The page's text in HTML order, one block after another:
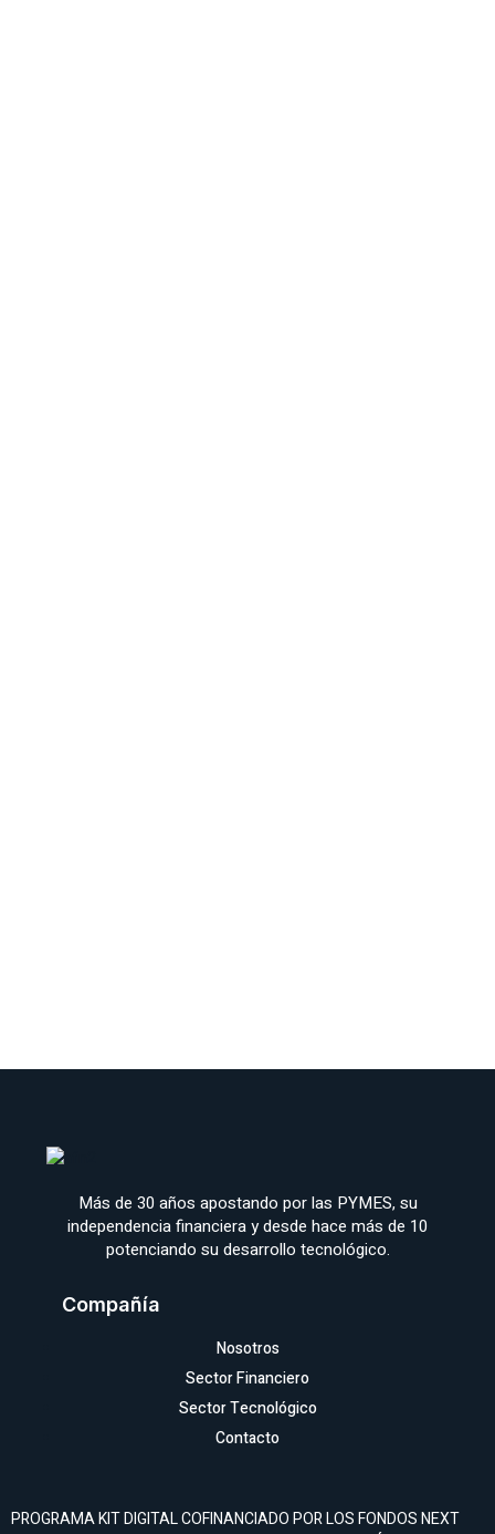
Más de 30 años apostando por las PYMES, su
independencia financiera y desde hace más de 10
potenciando su desarrollo tecnológico.
Compañía
Nosotros
Sector Financiero
Sector Tecnológico
Contacto
PROGRAMA KIT DIGITAL COFINANCIADO POR LOS FONDOS NEXT